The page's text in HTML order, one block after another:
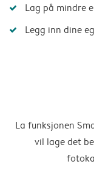
Lag på mindre
Legg inn dine
La funksjonen
vil lage det